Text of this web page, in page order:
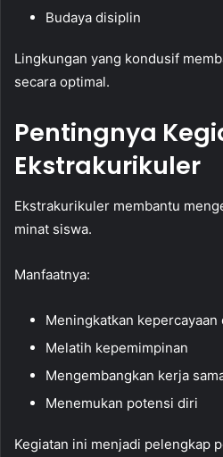
Budaya disiplin
Lingkungan yang kondusif
secara optimal.
Pentingnya
Ekstrakurikuler
Ekstrakurikuler membantu
minat siswa.
Manfaatnya:
Meningkatkan kepercayaan
Melatih kepemimpinan
Mengembangkan kerja
Menemukan potensi diri
Kegiatan ini menjadi pelengkap